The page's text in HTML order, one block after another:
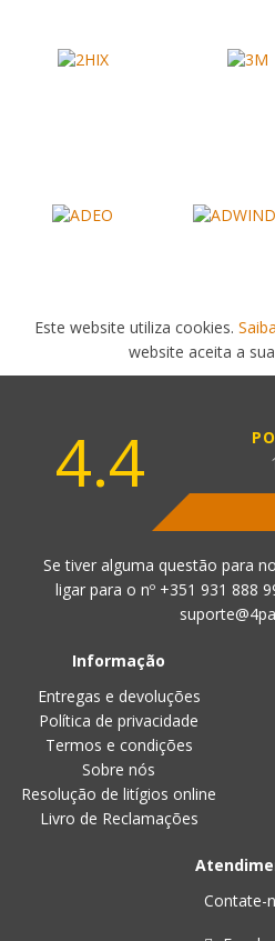
Este website utiliza cookies.
website aceita a
4.4
Se tiver alguma questão para
ligar para o nº +351 931 888
Informação
Entregas e devoluções
Política de privacidade
Termos e condições
Sobre nós
Resolução de litígios online
Livro de Reclamações
Contate-